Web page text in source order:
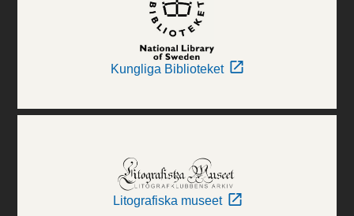
Kungliga Biblioteket
Litografiska museet